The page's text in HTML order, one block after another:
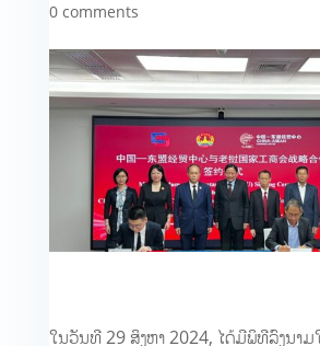
0 comments
ໃນວັນ​ທີ 29 ສິງຫາ 2024, ໄດ້​ມີພິທີລົງ​ນາ